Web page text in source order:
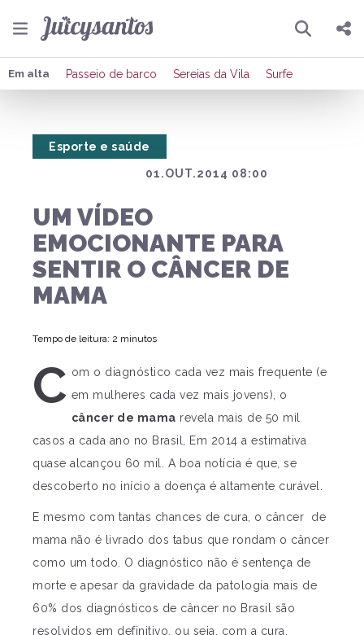
Pesquisar
Compartilhar
Em alta Passeio de barco Sereias da Vila Surfe
01.OUT.2014 08:00
Esporte e saúde
UM VÍDEO
EMOCIONANTE PARA
SENTIR O CÂNCER DE
MAMA
Tempo de leitura: 2 minutos
C om o diagnóstico cada vez mais frequente (e
em mulheres cada vez mais jovens), o
câncer de mama revela mais de 50 mil
casos a cada ano no Brasil, Em 2014 a estimativa
quase alcançou 60 mil. A boa notícia é que, se
descoberto no início a doença é altamente curável.
E mesmo com tantas chances de cura, o câncer de
mama não é livrado dos tabus que rondam o câncer
como um todo. O diagnóstico não é sentença de
morte e apesar da gravidade da patologia mais de
60% dos diagnósticos de câncer no Brasil são
resolvidos em definitivo, ou seja, com a cura.